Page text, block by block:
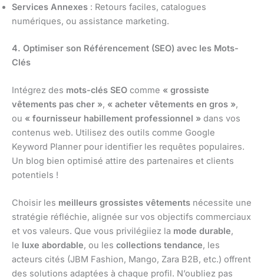
Services Annexes : Retours faciles, catalogues
numériques, ou assistance marketing.
4. Optimiser son Référencement (SEO) avec les Mots-
Clés
Intégrez des mots-clés SEO comme « grossiste
vêtements pas cher », « acheter vêtements en gros »,
ou « fournisseur habillement professionnel » dans vos
contenus web. Utilisez des outils comme Google
Keyword Planner pour identifier les requêtes populaires.
Un blog bien optimisé attire des partenaires et clients
potentiels !
Choisir les meilleurs grossistes vêtements nécessite une
stratégie réfléchie, alignée sur vos objectifs commerciaux
et vos valeurs. Que vous privilégiiez la mode durable,
le luxe abordable, ou les collections tendance, les
acteurs cités (JBM Fashion, Mango, Zara B2B, etc.) offrent
des solutions adaptées à chaque profil. N’oubliez pas